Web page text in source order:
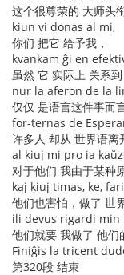
这个很尊荣的 大师头
kiun vi donas al mi,
你们 把它 给予我，
kvankam ĝi en
虽然 它 实际上 关系到
nur la aferon de la
仅仅 是语言这件事而
for-ternas de
许多人 却从 世界语离
al kiuj mi pro ia
对于他们 我由于某种
kaj kiuj timas, ke,
他们也害怕，做了 世
ili devus rigardi min
他们就要 我做了 他们
Finiĝis la tricent
第320段 结束